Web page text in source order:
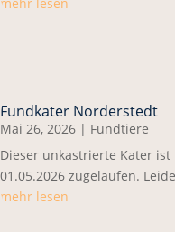
Fundkater Norderstedt
Mai 26, 2026 | Fundtiere
Dieser unkastrierte Kater
01.05.2026 zugelaufen.
mehr lesen